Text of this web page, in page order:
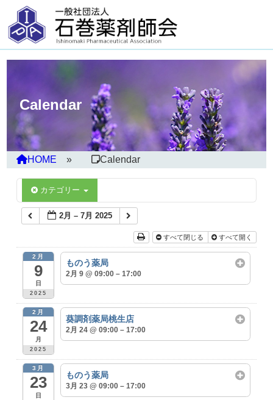
Calendar
HOME Calendar
カテゴリー
2月 – 7月 2025
すべて閉じる すべて開く
2月
9
日
2025
ものう薬局
2月 9 @ 09:00 – 17:00
2月
24
月
2025
葵調剤薬局桃生店
2月 24 @ 09:00 – 17:00
3月
23
日
ものう薬局
3月 23 @ 09:00 – 17:00